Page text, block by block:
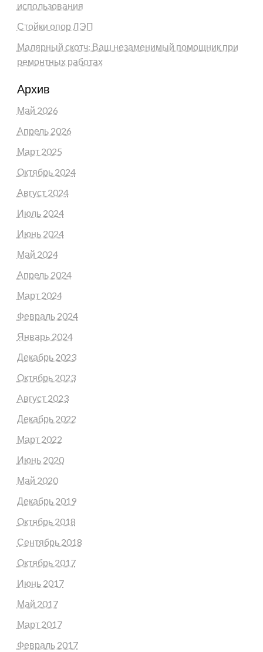
использования
Стойки опор ЛЭП
Малярный скотч: Ваш незаменимый помощник при
ремонтных работах
Архив
Май 2026
Апрель 2026
Март 2025
Октябрь 2024
Август 2024
Июль 2024
Июнь 2024
Май 2024
Апрель 2024
Март 2024
Февраль 2024
Январь 2024
Декабрь 2023
Октябрь 2023
Август 2023
Декабрь 2022
Март 2022
Июнь 2020
Май 2020
Декабрь 2019
Октябрь 2018
Сентябрь 2018
Октябрь 2017
Июнь 2017
Май 2017
Март 2017
Февраль 2017